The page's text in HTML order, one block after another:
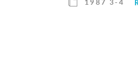
1987 3-4